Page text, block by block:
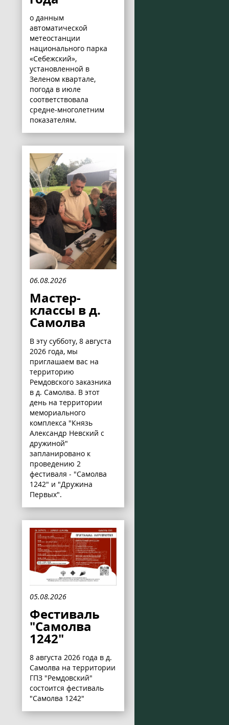
о данным
автоматической
метеостанции
национального парка
«Себежский»,
установленной в
Зеленом квартале,
погода в июле
соответствовала
средне-многолетним
показателям.
06.08.2026
Мастер-
классы в д.
Самолва
В эту субботу, 8 августа
2026 года, мы
приглашаем вас на
территорию
Ремдовского заказника
в д. Самолва. В этот
день на территории
мемориального
комплекса "Князь
Александр Невский с
дружиной"
запланировано к
проведению 2
фестиваля - "Самолва
1242" и "Дружина
Первых".
05.08.2026
Фестиваль
"Самолва
1242"
8 августа 2026 года в д.
Самолва на территории
ГПЗ "Ремдовский"
состоится фестиваль
"Самолва 1242"